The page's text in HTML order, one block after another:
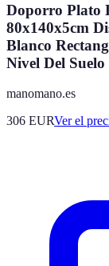
Doporro Plato
80x140x5cm
Blanco
Nivel Del Suelo
manomano.es
306 EURVer el